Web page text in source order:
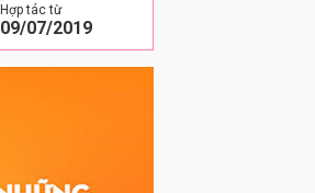
Hợp tác từ
09/07/2019